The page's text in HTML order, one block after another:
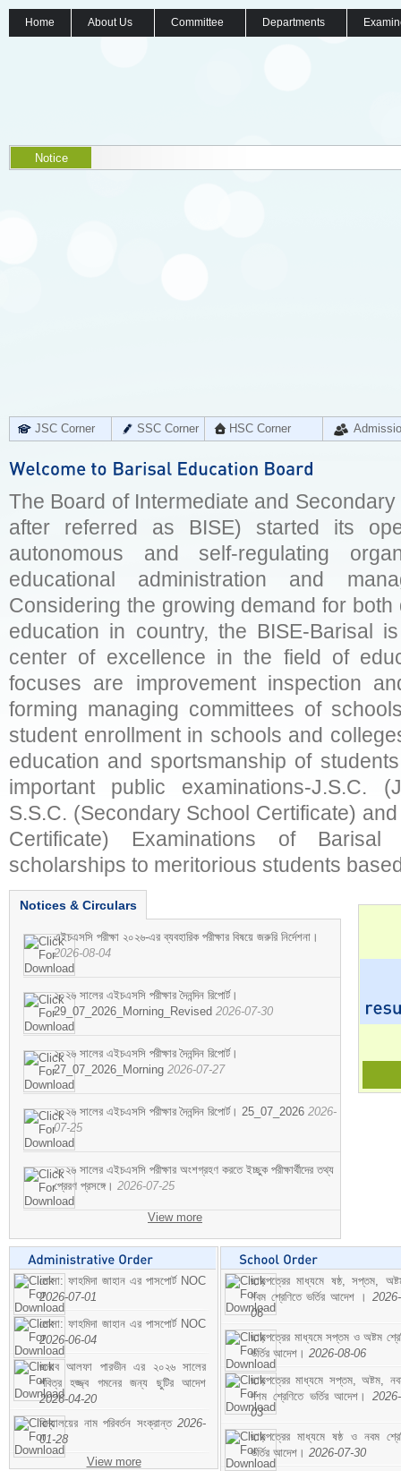
Home About Us Committee Departments
Notice
JSC Corner SSC Corner HSC Corner
The Board of Intermediate and
after referred as BISE) started its
autonomous and self-regulating
educational administration and
Considering the growing demand for
education in country, the BISE-Barisal
center of excellence in the field of
focuses are improvement inspection
forming managing committees of
student enrollment in schools and
education and sportsmanship of
important public examinations-J.S.C.
S.S.C. (Secondary School Certificate)
Certificate) Examinations of
scholarships to meritorious students
Notices & Circulars
এইচএসসি পরীক্ষা ২০২৬-এর ব্যবহারিক পরীক্ষার বিষয়ে জরুরি নির্দেশনা।
2026-08-04
২০২৬ সালের এইচএসসি পরীক্ষার দৈনন্দিন রিপোর্ট।
29_07_2026_Morning_Revised 2026-07-30
২০২৬ সালের এইচএসসি পরীক্ষার দৈনন্দিন রিপোর্ট।
27_07_2026_Morning 2026-07-27
২০২৬ সালের এইচএসসি পরীক্ষার দৈনন্দিন রিপোর্ট। 25_07_2026 2026-
07-25
২০২৬ সালের এইচএসসি পরীক্ষার অংশগ্রহণ করতে ইচ্ছুক পরীক্ষার্থীদের তথ্য
প্রেরণ প্রসঙ্গে। 2026-07-25
View more
মোসা: ফাহমিদা জাহান এর পাসপোর্ট NOC
2026-07-01
মোসা: ফাহমিদা জাহান এর পাসপোর্ট NOC
2026-06-04
জনাব আলফা পারভীন এর ২০২৬ সালের
পবিত্র হজ্জ্ব গমনের জন্য ছুটির আদেশ
2026-04-20
বিদ্যালয়ের নাম পরিবর্তন সংক্রান্ত 2026-
01-28
View more
ছাড়পত্রের মাধ্যমে ষষ্ঠ, সপ্তম,
নবম শ্রেণিতে ভর্তির আদেশ ।
06
ছাড়পত্রের মাধ্যমে সপ্তম ও অষ্টম
ভর্তির আদেশ। 2026-08-06
ছাড়পত্রের মাধ্যমে সপ্তম, অষ্টম,
দশম শ্রেণিতে ভর্তির আদেশ।
03
ছাড়পত্রের মাধ্যমে ষষ্ঠ ও নবম
ভর্তির আদেশ। 2026-07-30